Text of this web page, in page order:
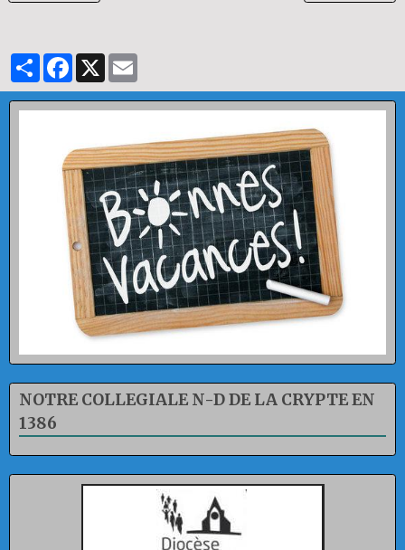
PartagerFacebook
NOTRE COLLEGIALE N-D DE LA CRYPTE EN
1386